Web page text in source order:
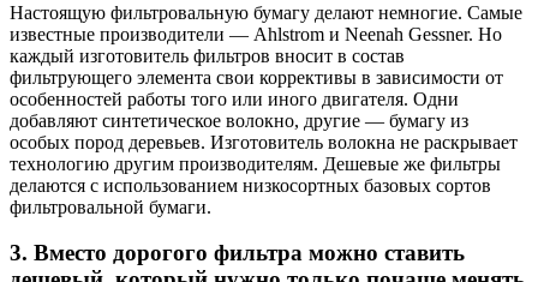
Настоящую фильтровальную бумагу делают немногие. Самые
известные производители — Ahlstrom и Neenah Gessner. Но
каждый изготовитель фильтров вносит в состав
фильтрующего элемента свои коррективы в зависимости от
особенностей работы того или иного двигателя. Одни
добавляют синтетическое волокно, другие — бумагу из
особых пород деревьев. Изготовитель волокна не раскрывает
технологию другим производителям. Дешевые же фильтры
делаются с использованием низкосортных базовых сортов
фильтровальной бумаги.
3. Вместо дорогого фильтра можно ставить